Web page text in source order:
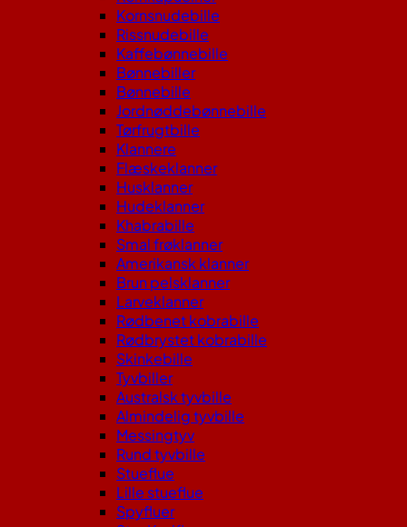
Kornsnudebille
Rissnudebille
Kaffebønnebille
Bønnebiller
Bønnebille
Jordnøddebønnebille
Tørfrugtbille
Klannere
Flæskeklanner
Husklanner
Hudeklanner
Khabrabille
Smal frøklanner
Amerikansk klanner
Brun pelsklanner
Larveklanner
Rødbenet kobrabille
Rødbrystet kobrabille
Skinkebille
Tyvbiller
Australsk tyvbille
Almindelig tyvbille
Messingtyv
Rund tyvbille
Stueflue
Lille stueflue
Spyfluer